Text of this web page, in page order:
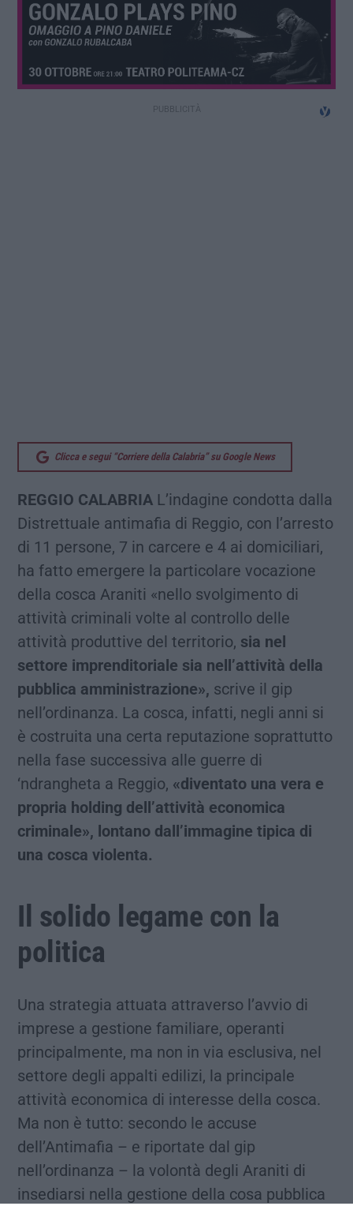
Clicca e segui “Corriere della Calabria” su Google News
REGGIO CALABRIA L’indagine condotta dalla
Distrettuale antimafia di Reggio, con l’arresto
di 11 persone, 7 in carcere e 4 ai domiciliari,
ha fatto emergere la particolare vocazione
della cosca Araniti «nello svolgimento di
attività criminali volte al controllo delle
attività produttive del territorio, sia nel
settore imprenditoriale sia nell’attività della
pubblica amministrazione», scrive il gip
nell’ordinanza. La cosca, infatti, negli anni si
è costruita una certa reputazione soprattutto
nella fase successiva alle guerre di
‘ndrangheta a Reggio, «diventato una vera e
propria holding dell’attività economica
criminale», lontano dall’immagine tipica di
una cosca violenta.
Il solido legame con la
politica
Una strategia attuata attraverso l’avvio di
imprese a gestione familiare, operanti
principalmente, ma non in via esclusiva, nel
settore degli appalti edilizi, la principale
attività economica di interesse della cosca.
Ma non è tutto: secondo le accuse
dell’Antimafia – e riportate dal gip
nell’ordinanza – la volontà degli Araniti di
insediarsi nella gestione della cosa pubblica